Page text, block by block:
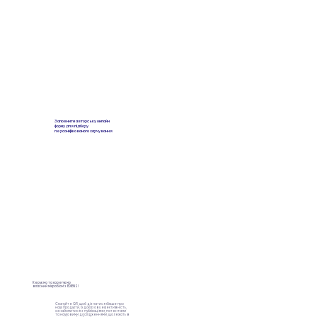
Заповнити авторську онлайн
форму для підбору
персоніфікованого харчування
Керуємо та корегуємо
власний мікробіом з EDIENS!
Скануйте QR, щоб дізнатися більше про
наші продукти, їх доказову ефективність,
ознайомитися з публікаціями, патентами
та науковими дослідженнями, що лежать в